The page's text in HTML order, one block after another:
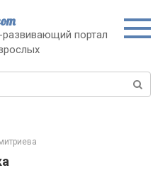
развивающий портал